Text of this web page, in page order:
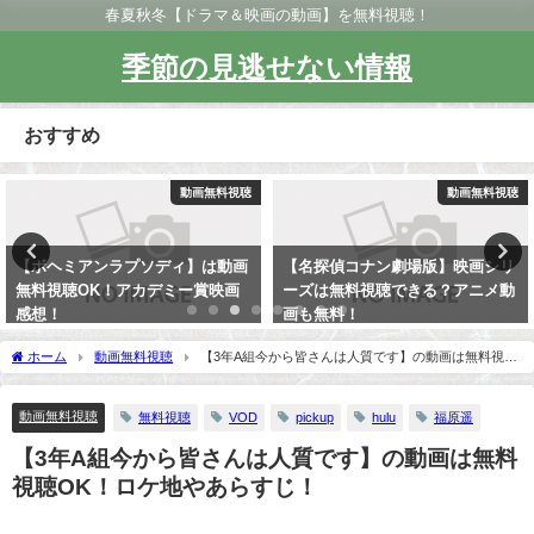
春夏秋冬【ドラマ＆映画の動画】を無料視聴！
季節の見逃せない情報
おすすめ
動画無料視聴
【ボヘミアンラプソディ】は動画
無料視聴OK！アカデミー賞映画
感想！
動画無料視聴
【名探偵コナン劇場版】映画シリ
ーズは無料視聴できる？アニメ動
画も無料！
ホーム 動画無料視聴
【3年A組今から皆さんは人質です】の動画は無料視聴
OK！ロケ地やあらすじ！
動画無料視聴 無料視聴 VOD pickup hulu 福原遥
【3年A組今から皆さんは人質です】の動画は無料
視聴OK！ロケ地やあらすじ！